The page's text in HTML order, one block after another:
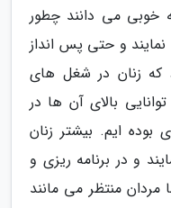
خوبی می دانند چطور
و حتی پس انداز
که زنان در شغل های
بالای آن ها در
ایم. بیشتر زنان
و در برنامه ریزی و
مردان منتظر می مانند